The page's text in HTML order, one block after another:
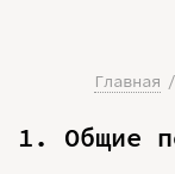
Главная
1. Общие